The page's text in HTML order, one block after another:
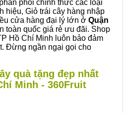
phối chính thức các loại
hiệu, Giỏ trái cây hàng nhập
cửa hàng đại lý lớn ở Quận
toàn quốc giá rẻ ưu đãi. Shop
Hồ Chí Minh luôn bảo đảm
Đừng ngần ngại gọi cho
quà tặng đẹp nhất
Minh - 360Fruit